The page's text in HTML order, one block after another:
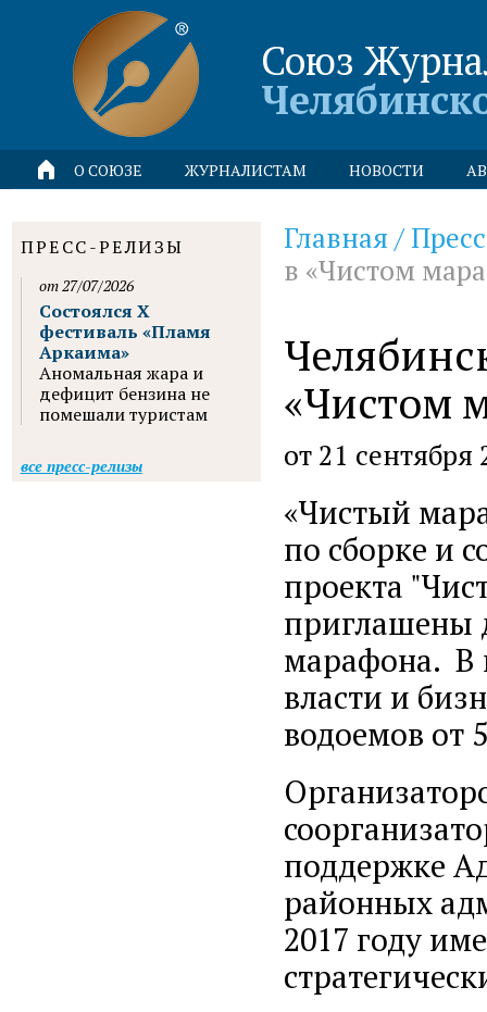
Союз
О СОЮЗЕ ЖУРНАЛИСТАМ НОВОСТИ
Главная /
в «Чистом
«Чистом
от 21 сентября
«Чистый
по сборке и
проекта
приглашены
марафона. В
власти и
водоемов от
поддержке
районных
2017 году
ПРЕСС-РЕЛИЗЫ
от 27/07/2026
Состоялся X
фестиваль «Пламя
Аркаима»
Аномальная жара и
дефицит бензина не
помешали туристам
все пресс-релизы